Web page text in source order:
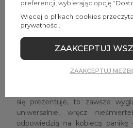
towarzystwie klasycznych
torebek oraz subtelnej i
biżuterii.
Cenisz wygodę w eleganckim
tym Twoim złotym przepisem na
się prezentuje, to zawsze
uniwersalnie, wręcz
odpowiedzią na kobiecą
preferencji, wybierając opcję
Więcej o plikach cookies
prywatności.
ZAAKCEPTUJ
ZAAKCEPTUJ